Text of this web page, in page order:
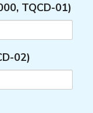
TQCD-01)
02)